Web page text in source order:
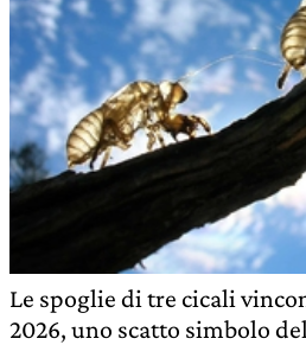
Le spoglie di tre cicali
2026, uno scatto simbolo